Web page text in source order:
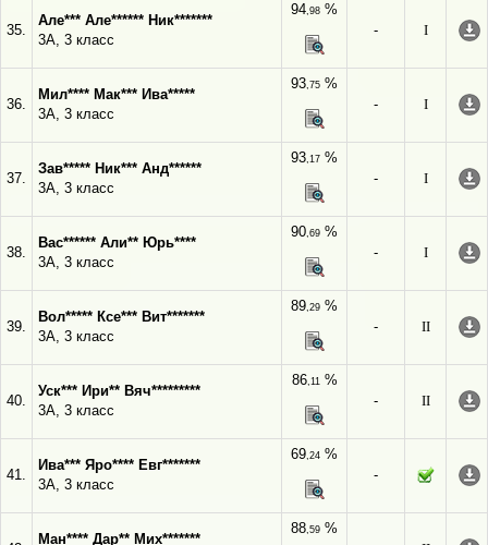
35.
Але*** Але****** Ник*******
3А, 3 класс
94,98 %
-
I
36.
Мил**** Мак*** Ива*****
3А, 3 класс
93,75 %
-
I
37.
Зав***** Ник*** Анд******
3А, 3 класс
93,17 %
-
I
38.
Вас****** Али** Юрь****
3А, 3 класс
90,69 %
-
I
39.
Вол***** Ксе*** Вит*******
3А, 3 класс
89,29 %
-
II
40.
Уск*** Ири** Вяч*********
3А, 3 класс
86,11%
-
II
41.
Ива*** Яро**** Евг*******
3А, 3 класс
69,24 %
-
Ман**** Дар** Мих*******
88,59 %